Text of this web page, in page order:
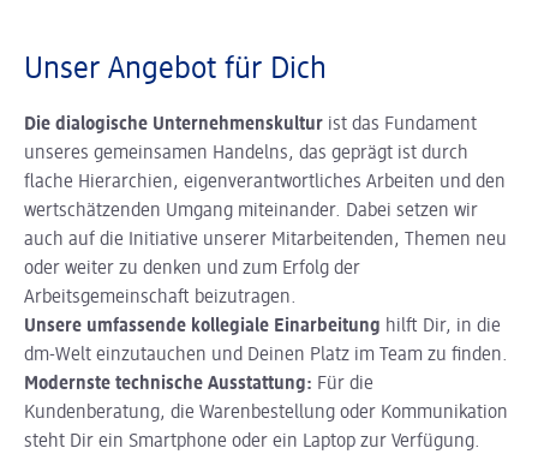
Unser Angebot für Dich
Die dialogische Unternehmenskultur ist das Fundament
unseres gemeinsamen Handelns, das geprägt ist durch
flache Hierarchien, eigenverantwortliches Arbeiten und den
wertschätzenden Umgang miteinander. Dabei setzen wir
auch auf die Initiative unserer Mitarbeitenden, Themen neu
oder weiter zu denken und zum Erfolg der
Arbeitsgemeinschaft beizutragen.
Unsere umfassende kollegiale Einarbeitung hilft Dir, in die
dm-Welt einzutauchen und Deinen Platz im Team zu finden.
Modernste technische Ausstattung: Für die
Kundenberatung, die Warenbestellung oder Kommunikation
steht Dir ein Smartphone oder ein Laptop zur Verfügung.